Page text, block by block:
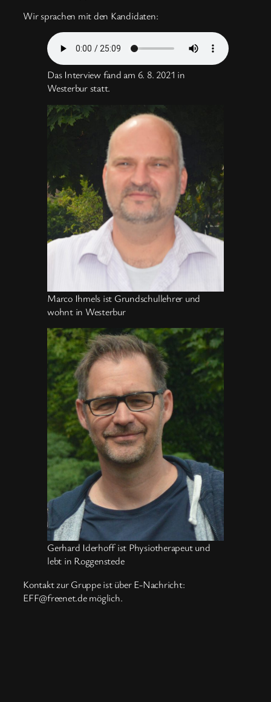
Wir sprachen mit den Kandidaten:
Das Interview fand am 6. 8. 2021 in
Westerbur statt.
Marco Ihmels ist Grundschullehrer und
wohnt in Westerbur
Gerhard Iderhoff ist Physiotherapeut und
lebt in Roggenstede
Kontakt zur Gruppe ist über E-Nachricht:
EFF@freenet.de möglich.